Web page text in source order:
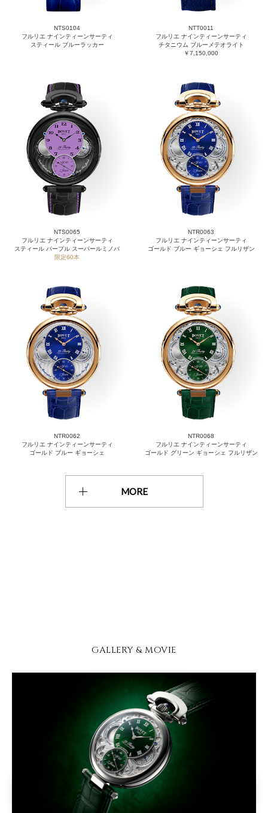
NTS0104
フルリエ ナインティーンサーティ
スティール ブルーラッカー
NTT0011
フルリエ ナインティーンサーティ
チタニウム ブルーメテオライト
￥7,150,000
NTS0065
フルリエ ナインティーンサーティ
スティール パープル スーパールミノバ
限定60本
NTR0063
フルリエ ナインティーンサーティ
ゴールド ブルー ギョーシェ フルリザン
NTR0062
フルリエ ナインティーンサーティ
ゴールド ブルー ギョーシェ
NTR0068
フルリエ ナインティーンサーティ
ゴールド グリーン ギョーシェ フルリザン
MORE
GALLERY & MOVIE